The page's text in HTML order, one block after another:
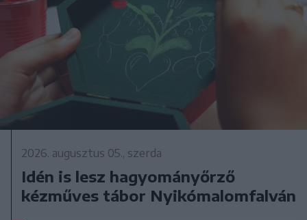
2026. augusztus 05., szerda
Idén is lesz hagyományőrző
kézműves tábor Nyikómalomfalván